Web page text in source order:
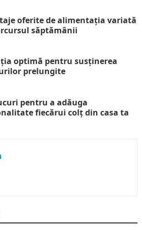
oferite de alimentația variată
săptămânii
optimă pentru susținerea
prelungite
pentru a adăuga
fiecărui colț din casa ta